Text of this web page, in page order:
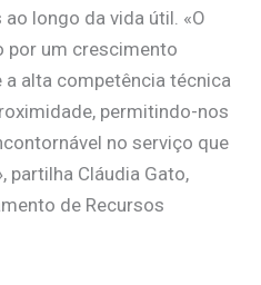
longo da vida útil. «O
por um crescimento
alta competência técnica
permitindo-nos
no serviço que
partilha Cláudia Gato,
de Recursos